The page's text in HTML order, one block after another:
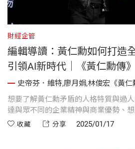
財經企管
編輯導讀：黃仁勳如何打造
引領AI新時代｜《黃仁勳傳》
史帝芬．維特,廖月娟,林俊宏《黃仁
想要了解黃仁勳矛盾的人格特質與過
達與眾不同的企業精神與商業優勢、
如何結合並創造出驚人的運算能力，這
收藏 分享 2025/01/17